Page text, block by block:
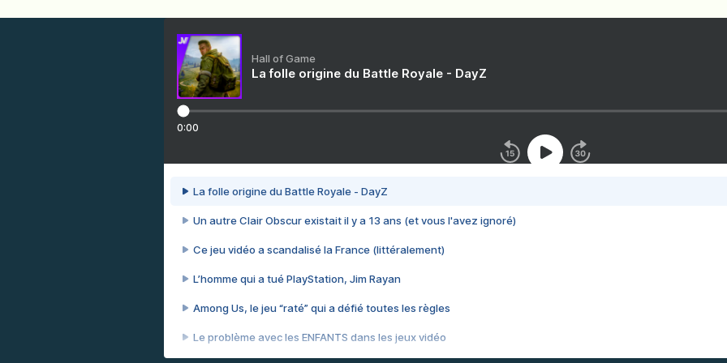
Hall of Game
La folle origine du Battle Royale - DayZ
0:00
La folle origine du Battle Royale - DayZ
Un autre Clair Obscur existait il y a 13 ans (et vous l'avez ignoré)
Ce jeu vidéo a scandalisé la France (littéralement)
L’homme qui a tué PlayStation, Jim Rayan
Among Us, le jeu “raté” qui a défié toutes les règles
Le problème avec les ENFANTS dans les jeux vidéo